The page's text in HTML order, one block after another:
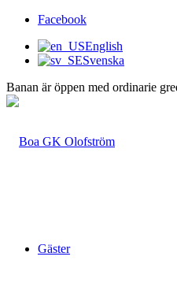
Facebook
English
Svenska
Banan är öppen med ordinarie
Gäster